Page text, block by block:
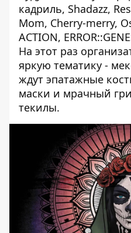
кадриль, Shadazz,
Mom, Cherry-merry,
ACTION,
На этот раз
яркую тематику -
ждут эпатажные
маски и мрачный
текилы.